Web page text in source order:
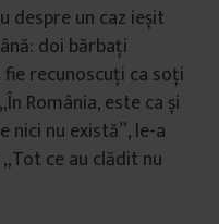
despre un caz ieșit
doi bărbați
recunoscuți ca soți
România, este ca și
nici nu există”, le-a
ce au clădit nu